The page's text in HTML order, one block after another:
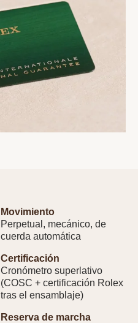
Movimiento
Perpetual, mecánico, de
cuerda automática
Certificación
Cronómetro superlativo
(COSC + certificación Rolex
tras el ensamblaje)
Reserva de marcha